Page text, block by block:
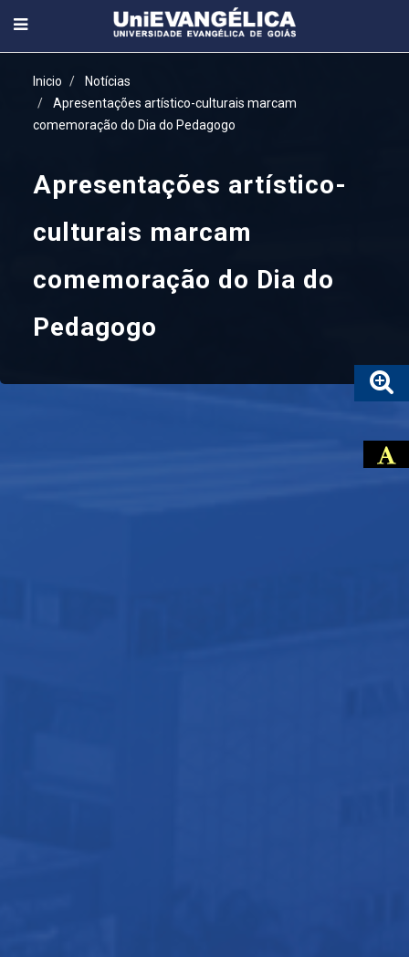
Inicio
Notícias
Apresentações artístico-culturais marcam
comemoração do Dia do Pedagogo
Apresentações artístico-
culturais marcam
comemoração do Dia do
Pedagogo